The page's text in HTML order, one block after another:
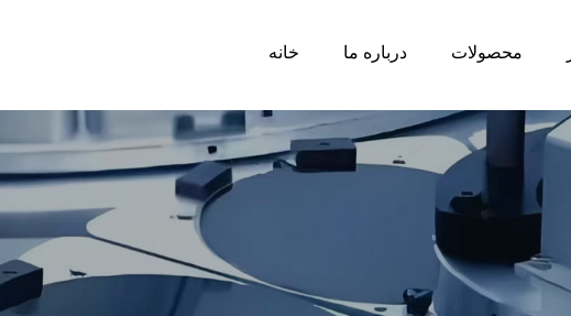
خانه درباره ما محصولات